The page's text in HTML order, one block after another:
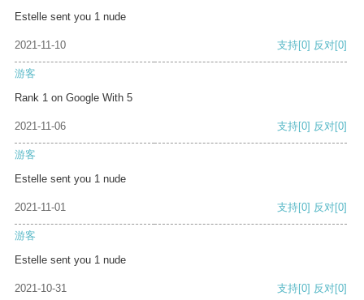
Estelle sent you 1 nude
2021-11-10 支持[0] 反对[0]
游客
Rank 1 on Google With 5
2021-11-06 支持[0] 反对[0]
游客
Estelle sent you 1 nude
2021-11-01 支持[0] 反对[0]
游客
Estelle sent you 1 nude
2021-10-31 支持[0] 反对[0]